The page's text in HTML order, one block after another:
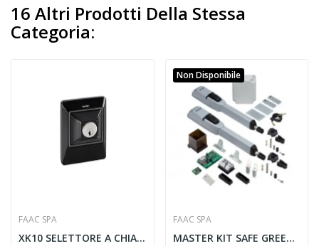
16 Altri Prodotti Della Stessa
Categoria:
FAAC SPA
XK10 SELETTORE A CHIAVE 1 CH SENZA SERRATURA -...
Non Disponibile
FAAC SPA
MASTER KIT SAFE GREEN ATTUATORE 415 - FAAC...